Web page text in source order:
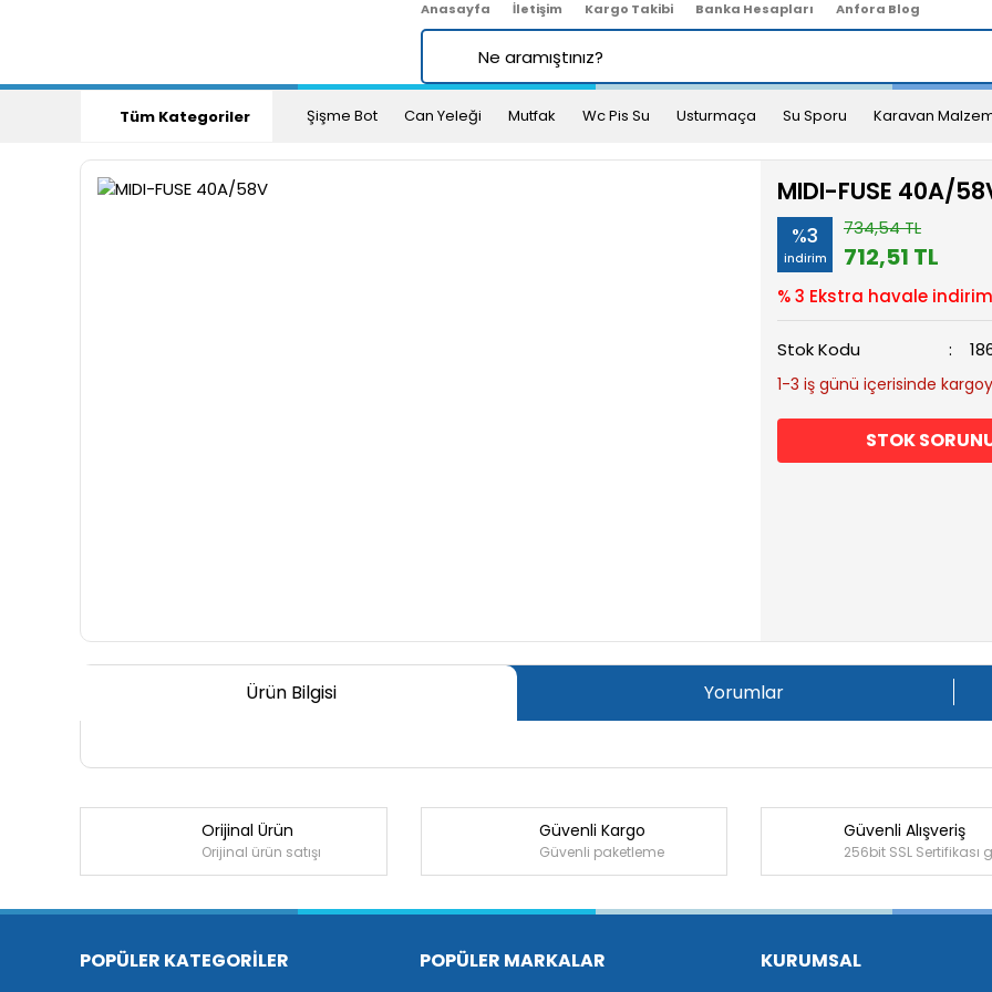
Anasayfa İletişim Kargo Takibi Banka Hesapları Anfora Blog
Tüm Kategoriler Şişme Bot Can Yeleği Mutfak Wc Pis Su Usturmaça Su Sporu Karavan
MIDI-FUSE 40A/
%3
indirim
734,54 TL
712,51 TL
% 3 Ekstra havale
Stok Kodu
1-3 iş günü içerisinde
STOK
Ürün Bilgisi Yorumlar
Bu ürüne ilk yorumu siz yapın!
Orijinal Ürün
Orijinal ürün satışı
Güvenli Kargo
Güvenli paketleme
Güvenli Alışveriş
256bit SSL Sertifikası
POPÜLER KATEGORİLER POPÜLER MARKALAR KURUMSAL